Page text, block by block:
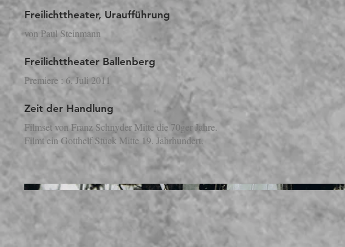
Freilichttheater, Uraufführung
von Paul Steinmann
Freilichttheater Ballenberg
Premiere : 6. Juli 2011
Zeit der Handlung
Filmset von Franz Schnyder Mitte die 70ger Jahre.
Filmt ein Gotthelf Stück Mitte 19. Jahrhundert.